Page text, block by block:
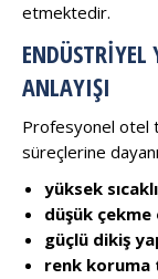
etmektedir.
ANLAYIŞI
Profesyonel otel
süreçlerine
yüksek
düşük çekme
güçlü dikiş
renk